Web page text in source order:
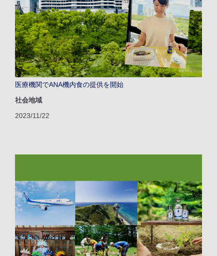
医療機関でANA機内食の提供を開始
社会地域
2023/11/22